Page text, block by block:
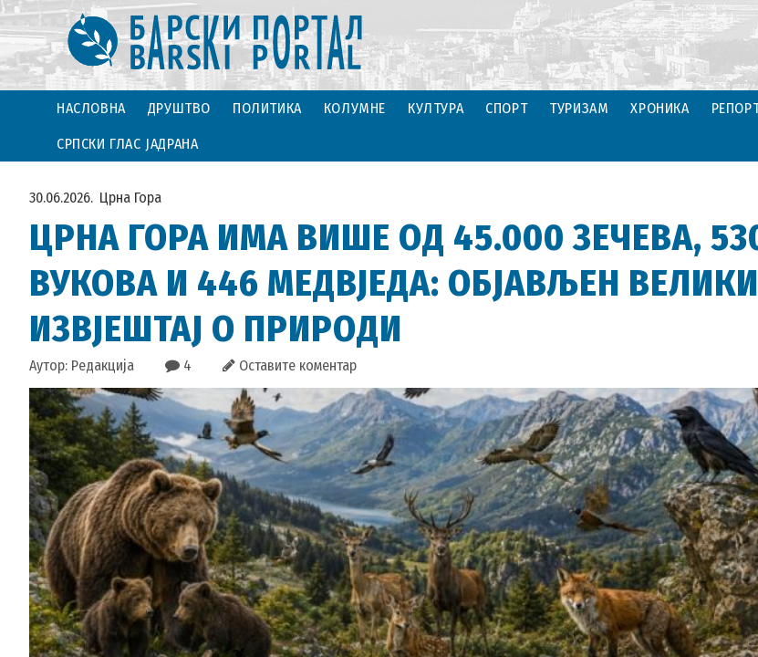
НАСЛОВНА ДРУШТВО ПОЛИТИКА КОЛУМНЕ КУЛТУРА СПОРТ ТУРИЗАМ ХРОНИКА
СРПСКИ ГЛАС ЈАДРАНА
30.06.2026. Црна Гора
ЦРНА ГОРА ИМА ВИШЕ ОД 45.000 ЗЕЧЕВА,
ВУКОВА И 446 МЕДВЈЕДА: ОБЈАВЉЕН ВЕЛИКИ
ИЗВЈЕШТАЈ О ПРИРОДИ
Аутор: Редакција 4 Оставите коментар